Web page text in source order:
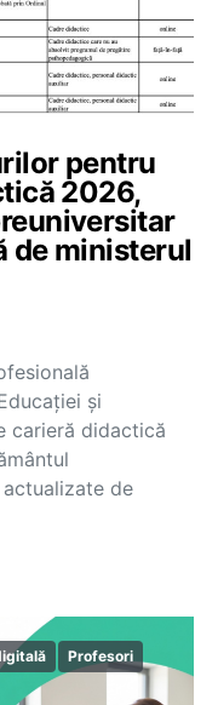
pentru
2026,
de ministerul
și
carieră didactică
de
Profesori